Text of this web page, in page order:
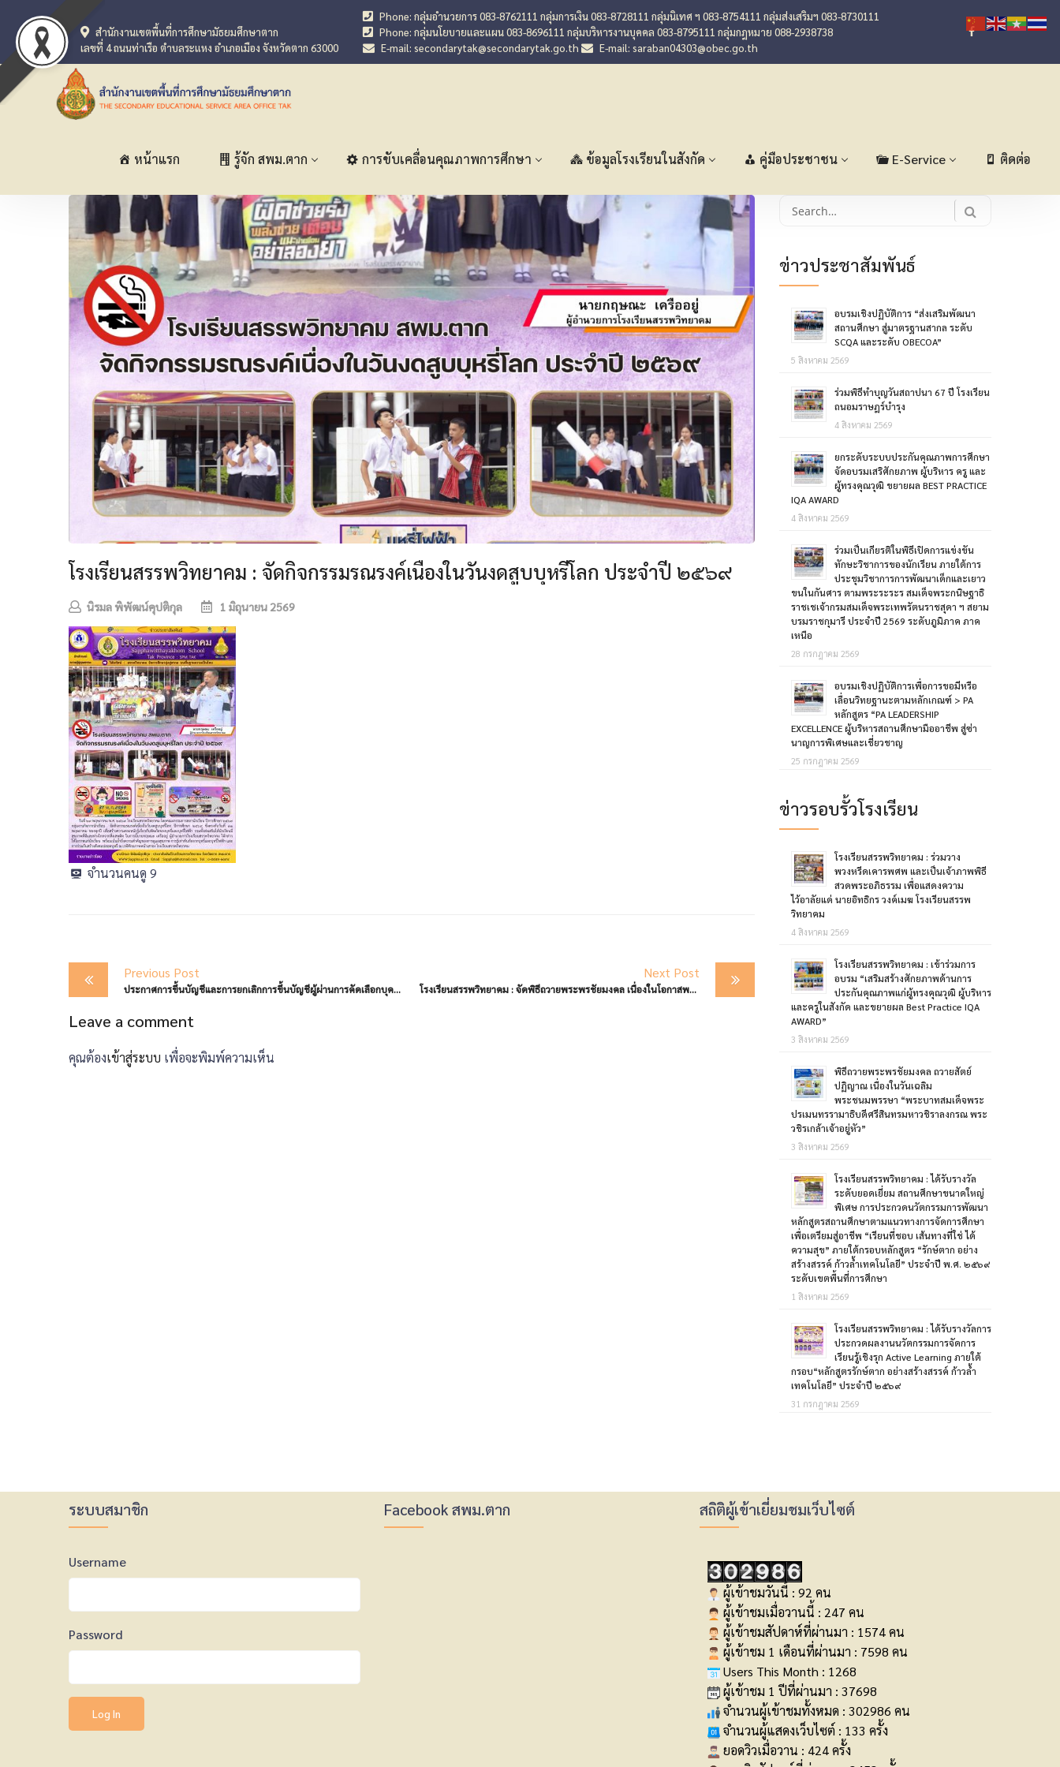
สำนักงานเขตพื้นที่การศึกษามัธยมศึกษาตาก
เลขที่ 4 ถนนท่าเรือ ตำบลระแหง อำเภอเมือง จังหวัดตาก 63000
Phone: กลุ่มอำนวยการ 083-8762111 กลุ่มการเงิน 083-8728111 กลุ่มนิเทศ ฯ 083-8754111 กลุ่มส่งเสริมฯ 083-8730111
Phone: กลุ่มนโยบายและแผน 083-8696111 กลุ่มบริหารงานบุคคล 083-8795111 กลุ่มกฎหมาย 088-2938738
E-mail: secondarytak@secondarytak.go.th
E-mail: saraban04303@obec.go.th
หน้าแรก รู้จัก สพม.ตาก การขับเคลื่อนคุณภาพการศึกษา ข้อมูลโรงเรียนในสังกัด คู่มือประชาชน E-Service ติดต่อ
โรงเรียนสรรพวิทยาคม : จัดกิจกรรมรณรงค์เนื่องในวันงดสูบบุหรี่โลก ประจำปี ๒๕๖๙
นิรมล พิพัฒน์คุปติกุล 1 มิถุนายน 2569
จำนวนคนดู 9
Post
navigation
Previous Post
ประกาศการขึ้นบัญชีและการยกเลิกการขึ้นบัญชีผู้ผ่านการคัดเลือกบุคคลเพื่อจัดจ้างเป็นลูกจ้างชั่วคราว ตำแหน่งครูผู้ช่วย สังกัดสำนักงานเขตพื้นที่การศึกษามัธยมศึกษาตาก
Next Post
โรงเรียนสรรพวิทยาคม : จัดพิธีถวายพระพรชัยมงคล เนื่องในโอกาสพระราชพิธีมหามงคลเฉลิมพระชนมพรรษา ๔ รอบ สมเด็จพระนางเจ้าฯ พระบรมราชินี ๓ มิถุนายน ๒๕๖๙
Leave a comment
คุณต้องเข้าสู่ระบบ เพื่อจะพิมพ์ความเห็น
Search
ข่าวประชาสัมพันธ์
อบรมเชิงปฏิบัติการ “ส่งเสริมพัฒนา
สถานศึกษา สู่มาตรฐานสากล ระดับ
SCQA และระดับ OBECOA”
5 สิงหาคม 2569
ร่วมพิธีทำบุญวันสถาปนา 67 ปี โรงเรียน
ถนอมราษฎร์บำรุง
4 สิงหาคม 2569
ยกระดับระบบประกันคุณภาพการศึกษา
จัดอบรมเสริศักยภาพ ผู้บริหาร ครู และ
ผู้ทรงคุณวุฒิ ขยายผล BEST PRACTICE
IQA AWARD
4 สิงหาคม 2569
ร่วมเป็นเกียรติในพิธีเปิดการแข่งขัน
ทักษะวิชาการของนักเรียน ภายใต้การ
ประชุมวิชาการการพัฒนาเด็กและเยาว
ขนในกันศาร ตามพระระระร สมเด็จพระกนิษฐาธิ
ราชเชเจ้ากรมสมเด็จพระเทพรัตนราชสุดา ฯ สยาม
บรมราชกุมารี ประจำปี 2569 ระดับภูมิภาค ภาค
เหนือ
28 กรกฎาคม 2569
อบรมเชิงปฏิบัติการเพื่อการขอมีหรือ
เลื่อนวิทยฐานะตามหลักเกณฑ์ > PA
หลักสูตร “PA LEADERSHIP
EXCELLENCE ผู้บริหารสถานศึกษามืออาชีพ สู่ซ่า
นาญการพิเศษและเชี่ยวชาญ
25 กรกฎาคม 2569
ข่าวรอบรั้วโรงเรียน
โรงเรียนสรรพวิทยาคม : ร่วมวาง
พวงหรีดเคารพศพ และเป็นเจ้าภาพพิธี
สวดพระอภิธรรม เพื่อแสดงความ
ไว้อาลัยแด่ นายอิทธิกร วงค์เมฆ โรงเรียนสรรพ
วิทยาคม
4 สิงหาคม 2569
โรงเรียนสรรพวิทยาคม : เข้าร่วมการ
อบรม “เสริมสร้างศักยภาพด้านการ
ประกันคุณภาพแก่ผู้ทรงคุณวุฒิ ผู้บริหาร
และครูในสังกัด และขยายผล Best Practice IQA
AWARD”
3 สิงหาคม 2569
พิธีถวายพระพรชัยมงคล ถวายสัตย์
ปฏิญาณ เนื่องในวันเฉลิม
พระชนมพรรษา “พระบาทสมเด็จพระ
ปรเมนทรรามาธิบดีศรีสินทรมหาวชิราลงกรณ พระ
วชิรเกล้าเจ้าอยู่หัว”
3 สิงหาคม 2569
โรงเรียนสรรพวิทยาคม : ได้รับรางวัล
ระดับยอดเยี่ยม สถานศึกษาขนาดใหญ่
พิเศษ การประกวดนวัตกรรมการพัฒนา
หลักสูตรสถานศึกษาตามแนวทางการจัดการศึกษา
เพื่อเตรียมสู่อาชีพ “เรียนที่ชอบ เส้นทางที่ใช่ ได้
ความสุข” ภายใต้กรอบหลักสูตร “รักษ์ตาก อย่าง
สร้างสรรค์ ก้าวล้ำเทคโนโลยี” ประจำปี พ.ศ. ๒๕๖๙
ระดับเขตพื้นที่การศึกษา
1 สิงหาคม 2569
โรงเรียนสรรพวิทยาคม : ได้รับรางวัลการ
ประกวดผลงานนวัตกรรมการจัดการ
เรียนรู้เชิงรุก Active Learning ภายใต้
กรอบ“หลักสูตรรักษ์ตาก อย่างสร้างสรรค์ ก้าวล้ำ
เทคโนโลยี” ประจำปี ๒๕๖๙
31 กรกฎาคม 2569
ระบบสมาชิก
Username
Password
Facebook สพม.ตาก สถิติผู้เข้าเยี่ยมชมเว็บไซต์
ผู้เข้าชมวันนี้ : 92 คน
ผู้เข้าชมเมื่อวานนี้ : 247 คน
ผู้เข้าชมสัปดาห์ที่ผ่านมา : 1574 คน
ผู้เข้าชม 1 เดือนที่ผ่านมา : 7598 คน
Users This Month : 1268
ผู้เข้าชม 1 ปีที่ผ่านมา : 37698
จำนวนผู้เข้าชมทั้งหมด : 302986 คน
จำนวนผู้แสดงเว็บไซต์ : 133 ครั้ง
ยอดวิวเมื่อวาน : 424 ครั้ง